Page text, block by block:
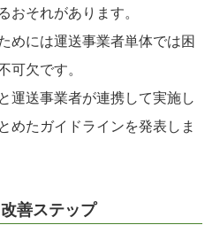
おそれがあります。
めには運送事業者単体では困
可欠です。
運送事業者が連携して実施し
めたガイドラインを発表しま
善ステップ